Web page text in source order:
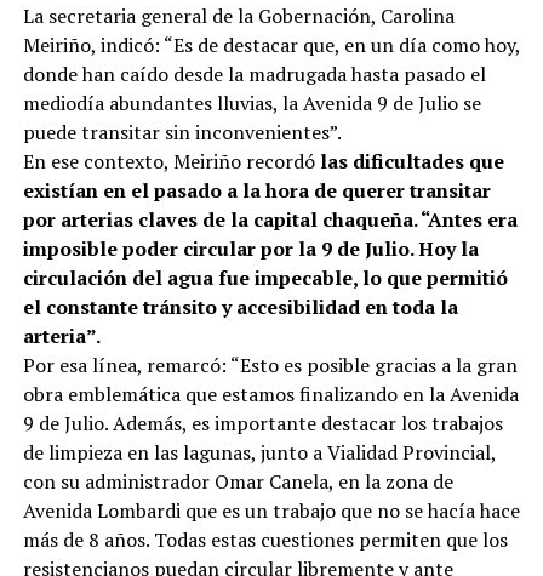
La secretaria general de la Gobernación, Carolina
Meiriño, indicó: “Es de destacar que, en un día como hoy,
donde han caído desde la madrugada hasta pasado el
mediodía abundantes lluvias, la Avenida 9 de Julio se
puede transitar sin inconvenientes”.
En ese contexto, Meiriño recordó las dificultades que
existían en el pasado a la hora de querer transitar
por arterias claves de la capital chaqueña. “Antes era
imposible poder circular por la 9 de Julio. Hoy la
circulación del agua fue impecable, lo que permitió
el constante tránsito y accesibilidad en toda la
arteria”.
Por esa línea, remarcó: “Esto es posible gracias a la gran
obra emblemática que estamos finalizando en la Avenida
9 de Julio. Además, es importante destacar los trabajos
de limpieza en las lagunas, junto a Vialidad Provincial,
con su administrador Omar Canela, en la zona de
Avenida Lombardi que es un trabajo que no se hacía hace
más de 8 años. Todas estas cuestiones permiten que los
resistencianos puedan circular libremente y ante